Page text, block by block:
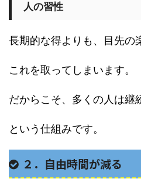
人の習性
長期的な得よりも、目先の
これを取ってしまいます。
だからこそ、多くの人は継
という仕組みです。
２．自由時間が減る